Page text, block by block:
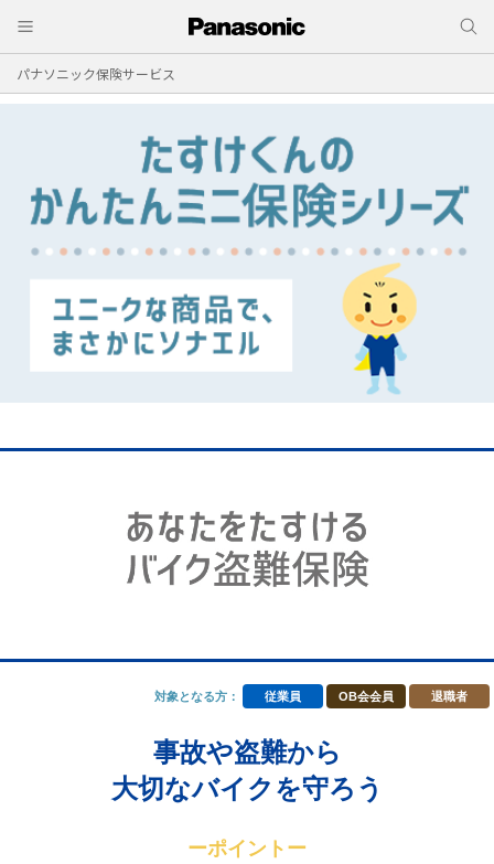
パナソニック保険サービス
対象となる方： 従業員 OB会会員 退職者
事故や盗難から
大切なバイクを守ろう
ーポイントー